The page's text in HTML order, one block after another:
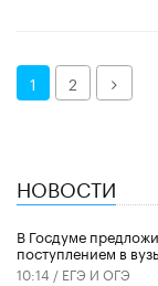
1 2 Далее
НОВОСТИ
В Госдуме
поступлением в
10:14 / ЕГЭ И ОГЭ